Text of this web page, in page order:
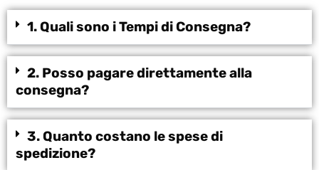
1. Quali sono i Tempi di Consegna?
2. Posso pagare direttamente alla
consegna?
3. Quanto costano le spese di
spedizione?